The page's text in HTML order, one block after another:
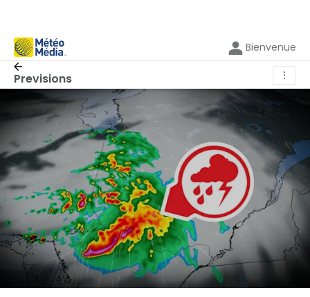
Bienvenue
Previsions ⋮